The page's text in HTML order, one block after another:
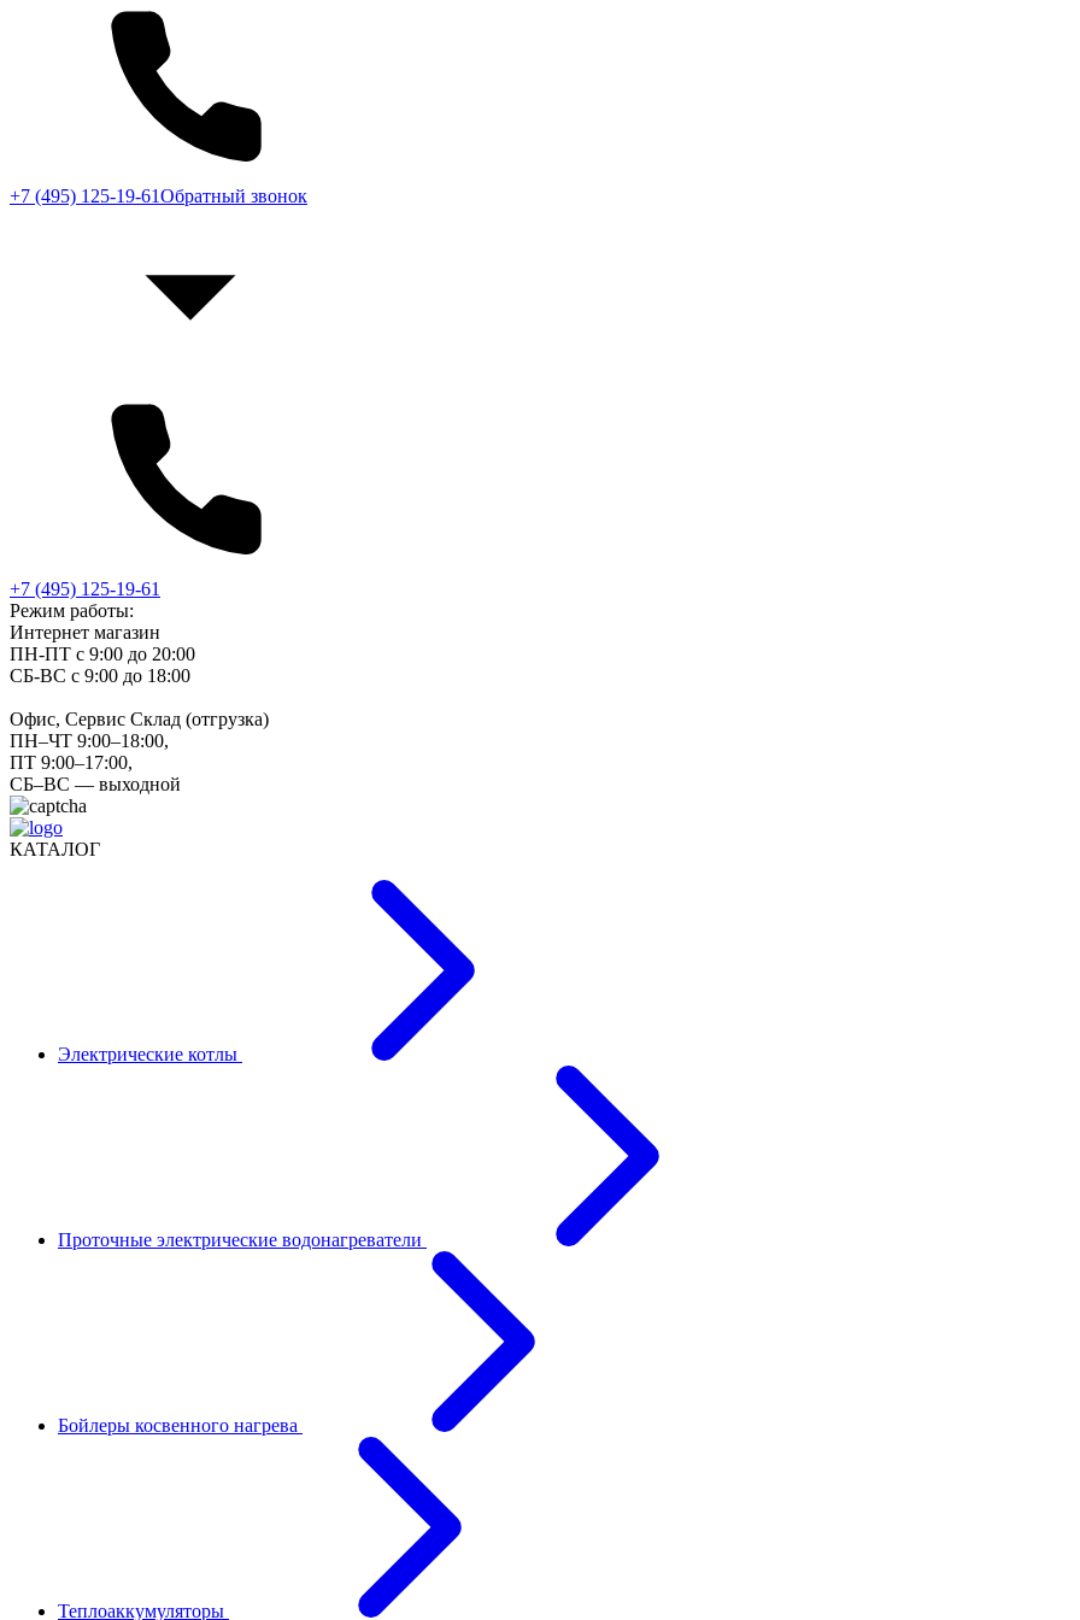
+7 (495) 125-19-61Обратный звонок
+7 (495) 125-19-61
Режим работы:
Интернет магазин
ПН-ПТ с 9:00 до 20:00
СБ-ВС с 9:00 до 18:00
Офис, Сервис Склад (отгрузка)
ПН–ЧТ 9:00–18:00,
ПТ 9:00–17:00,
СБ–ВС — выходной
КАТАЛОГ
Электрические котлы
Проточные электрические водонагреватели
Бойлеры косвенного нагрева
Теплоаккумуляторы